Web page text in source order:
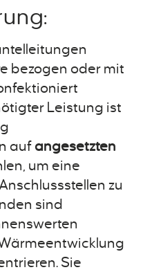
bezogen oder mit
Leistung ist
aufangesetzten
um eine
zu
sind
Sie